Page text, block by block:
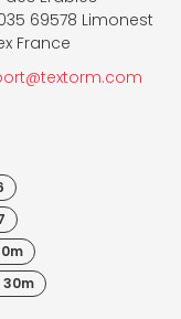
69578 Limonest
France